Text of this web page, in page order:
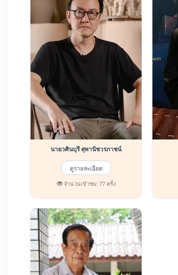
นายวศินบุรี สุพานิชวรภาชน์
ดูรายละเอียด
จำนวนเข้าชม: 77 ครั้ง